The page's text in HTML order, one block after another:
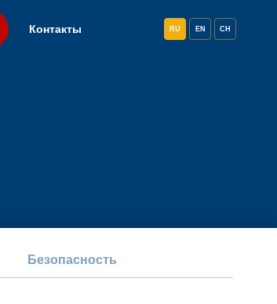
Контакты RU EN CH
Безопасность